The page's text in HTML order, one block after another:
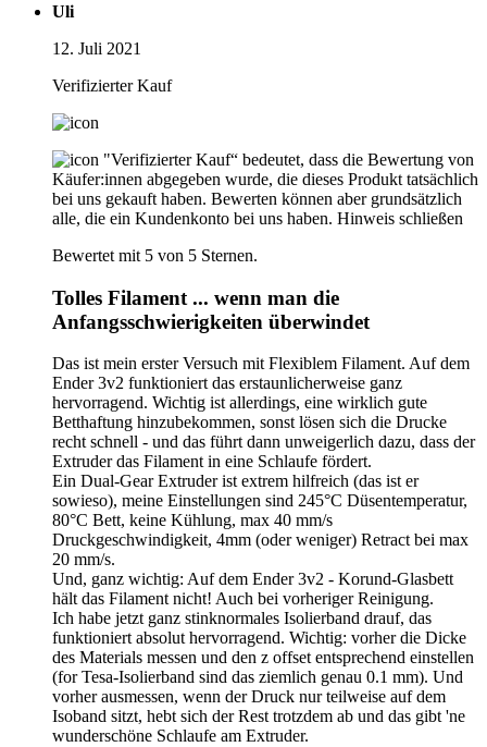
Uli
12. Juli 2021
Verifizierter Kauf
"Verifizierter Kauf“ bedeutet, dass die Bewertung von
Käufer:innen abgegeben wurde, die dieses Produkt tatsächlich
bei uns gekauft haben. Bewerten können aber grundsätzlich
alle, die ein Kundenkonto bei uns haben. Hinweis schließen
Bewertet mit 5 von 5 Sternen.
Tolles Filament ... wenn man die
Anfangsschwierigkeiten überwindet
Das ist mein erster Versuch mit Flexiblem Filament. Auf dem
Ender 3v2 funktioniert das erstaunlicherweise ganz
hervorragend. Wichtig ist allerdings, eine wirklich gute
Betthaftung hinzubekommen, sonst lösen sich die Drucke
recht schnell - und das führt dann unweigerlich dazu, dass der
Extruder das Filament in eine Schlaufe fördert.
Ein Dual-Gear Extruder ist extrem hilfreich (das ist er
sowieso), meine Einstellungen sind 245°C Düsentemperatur,
80°C Bett, keine Kühlung, max 40 mm/s
Druckgeschwindigkeit, 4mm (oder weniger) Retract bei max
20 mm/s.
Und, ganz wichtig: Auf dem Ender 3v2 - Korund-Glasbett
hält das Filament nicht! Auch bei vorheriger Reinigung.
Ich habe jetzt ganz stinknormales Isolierband drauf, das
funktioniert absolut hervorragend. Wichtig: vorher die Dicke
des Materials messen und den z offset entsprechend einstellen
(for Tesa-Isolierband sind das ziemlich genau 0.1 mm). Und
vorher ausmessen, wenn der Druck nur teilweise auf dem
Isoband sitzt, hebt sich der Rest trotzdem ab und das gibt 'ne
wunderschöne Schlaufe am Extruder.